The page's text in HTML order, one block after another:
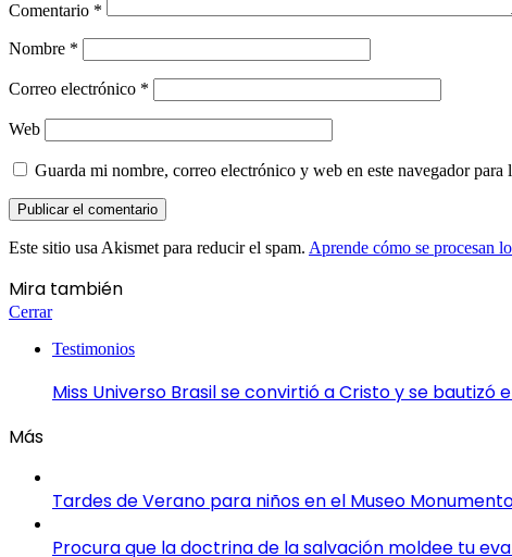
Comentario *
Nombre *
Correo electrónico *
Web
Guarda mi nombre, correo electrónico y web en este navegador para
Este sitio usa Akismet para reducir el spam. Aprende cómo se procesan
Mira también
Cerrar
Testimonios
Miss Universo Brasil se convirtió a Cristo y se bautizó
Más
Tardes de Verano para niños en el Museo
Procura que la doctrina de la salvación moldee tu